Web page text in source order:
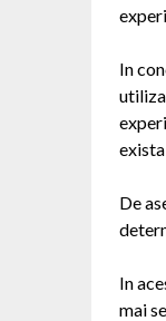
In
De
In
mai